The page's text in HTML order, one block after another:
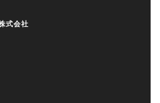
式会社